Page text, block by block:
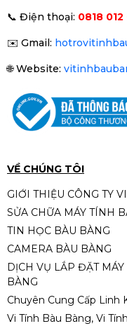
📞 Điện thoại: 0818
✉️ Gmail:
🌐Website:
VỀ CHÚNG TÔI
GIỚI THIỆU CÔNG TY
SỬA CHỮA MÁY TÍNH
TIN HỌC BÀU BÀNG
CAMERA BÀU BÀNG
DỊCH VỤ LẮP ĐẶT
BÀNG
Chuyên Cung Cấp Linh
Vi Tính Bàu Bàng, Vi